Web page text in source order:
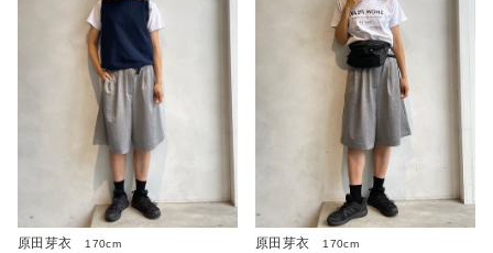
原田芽衣
170cm
原田芽衣
170cm